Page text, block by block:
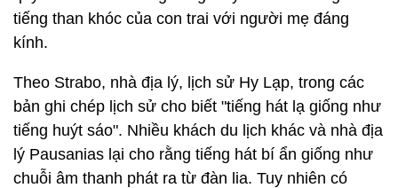
tiếng than khóc của con trai với người mẹ đáng
kính.
Theo Strabo, nhà địa lý, lịch sử Hy Lạp, trong các
bản ghi chép lịch sử cho biết "tiếng hát lạ giống như
tiếng huýt sáo". Nhiều khách du lịch khác và nhà địa
lý Pausanias lại cho rằng tiếng hát bí ẩn giống như
chuỗi âm thanh phát ra từ đàn lia. Tuy nhiên có